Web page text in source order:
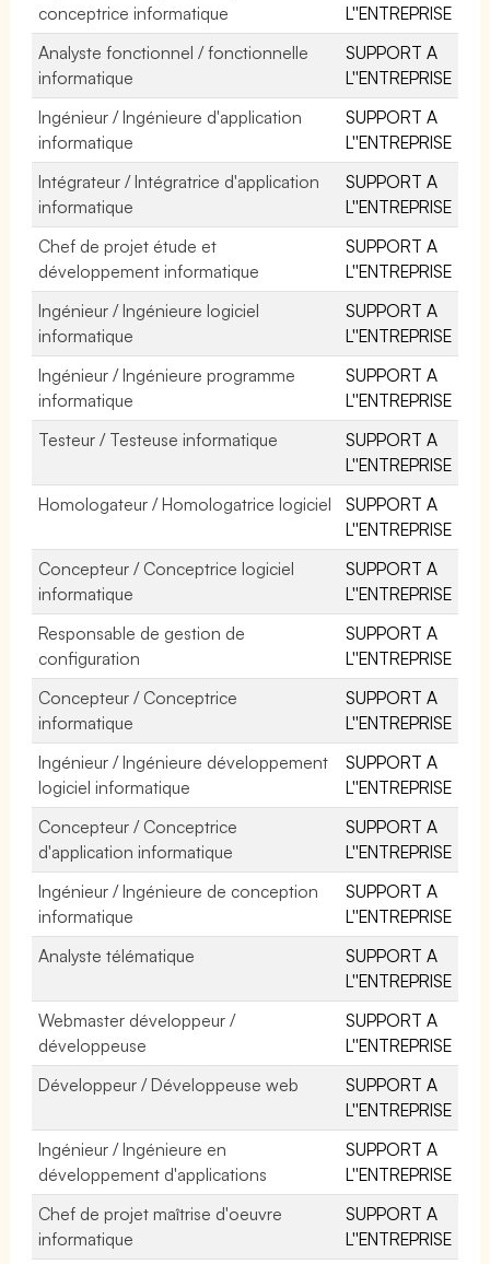
conceptrice informatique
L''ENTREPRISE
Analyste fonctionnel / fonctionnelle
informatique
SUPPORT A
L''ENTREPRISE
Ingénieur / Ingénieure d'application
informatique
SUPPORT A
L''ENTREPRISE
Intégrateur / Intégratrice d'application
informatique
SUPPORT A
L''ENTREPRISE
Chef de projet étude et
développement informatique
SUPPORT A
L''ENTREPRISE
Ingénieur / Ingénieure logiciel
informatique
SUPPORT A
L''ENTREPRISE
Ingénieur / Ingénieure programme
informatique
SUPPORT A
L''ENTREPRISE
Testeur / Testeuse informatique
SUPPORT A
L''ENTREPRISE
Homologateur / Homologatrice logiciel
SUPPORT A
L''ENTREPRISE
Concepteur / Conceptrice logiciel
informatique
SUPPORT A
L''ENTREPRISE
Responsable de gestion de
configuration
SUPPORT A
L''ENTREPRISE
Concepteur / Conceptrice
informatique
SUPPORT A
L''ENTREPRISE
Ingénieur / Ingénieure développement
logiciel informatique
SUPPORT A
L''ENTREPRISE
Concepteur / Conceptrice
d'application informatique
SUPPORT A
L''ENTREPRISE
Ingénieur / Ingénieure de conception
informatique
SUPPORT A
L''ENTREPRISE
Analyste télématique
SUPPORT A
L''ENTREPRISE
Webmaster développeur /
développeuse
SUPPORT A
L''ENTREPRISE
Développeur / Développeuse web
SUPPORT A
L''ENTREPRISE
Ingénieur / Ingénieure en
développement d'applications
SUPPORT A
L''ENTREPRISE
Chef de projet maîtrise d'oeuvre
informatique
SUPPORT A
L''ENTREPRISE